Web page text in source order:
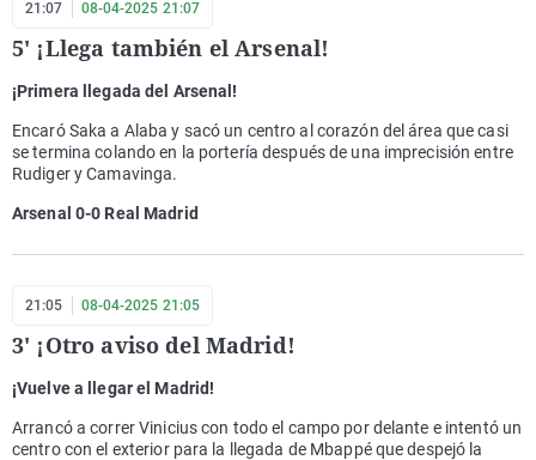
21:07 08-04-2025 21:07
5' ¡Llega también el Arsenal!
¡Primera llegada del Arsenal!
Encaró Saka a Alaba y sacó un centro al corazón del área que casi
se termina colando en la portería después de una imprecisión entre
Rudiger y Camavinga.
Arsenal 0-0 Real Madrid
21:05 08-04-2025 21:05
3' ¡Otro aviso del Madrid!
¡Vuelve a llegar el Madrid!
Arrancó a correr Vinicius con todo el campo por delante e intentó un
centro con el exterior para la llegada de Mbappé que despejó la